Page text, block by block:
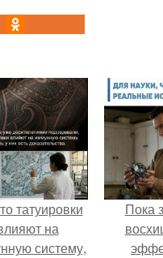
татуировки
на
систему,
Пока